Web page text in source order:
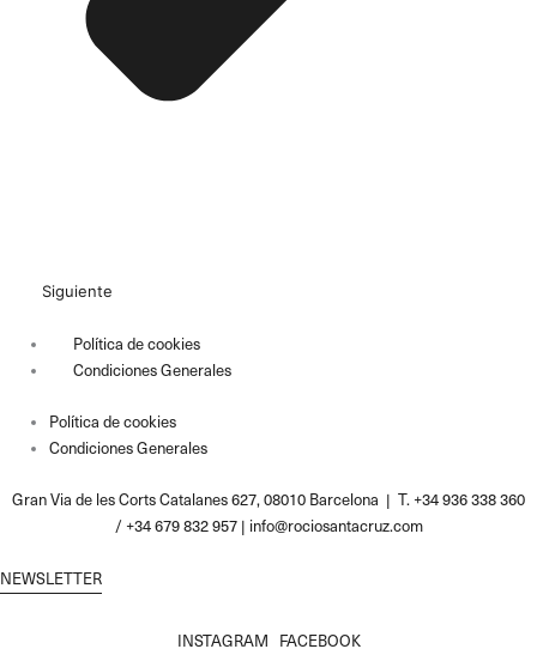
Siguiente
Política de cookies
Condiciones Generales
Política de cookies
Condiciones Generales
Gran Via de les Corts Catalanes 627, 08010 Barcelona | T. +34 936 338 360
/ +34 679 832 957 | info@rociosantacruz.com
NEWSLETTER
INSTAGRAM FACEBOOK